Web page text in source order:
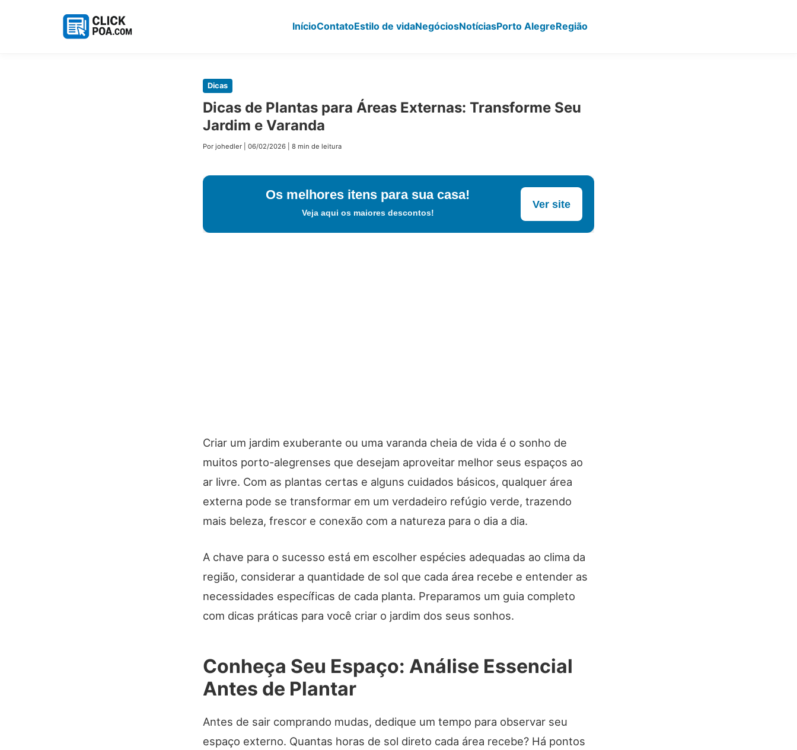
InícioContatoEstilo de vidaNegóciosNotíciasPorto AlegreRegião
Dicas
Dicas de Plantas para Áreas Externas: Transforme Seu
Jardim e Varanda
Por johedler 06/02/2026 8 min de leitura
Os melhores itens para sua casa!
Veja aqui os maiores descontos!
Ver site
Criar um jardim exuberante ou uma varanda cheia de vida é o sonho de
muitos porto-alegrenses que desejam aproveitar melhor seus espaços ao
ar livre. Com as plantas certas e alguns cuidados básicos, qualquer área
externa pode se transformar em um verdadeiro refúgio verde, trazendo
mais beleza, frescor e conexão com a natureza para o dia a dia.
A chave para o sucesso está em escolher espécies adequadas ao clima da
região, considerar a quantidade de sol que cada área recebe e entender as
necessidades específicas de cada planta. Preparamos um guia completo
com dicas práticas para você criar o jardim dos seus sonhos.
Conheça Seu Espaço: Análise Essencial
Antes de Plantar
Antes de sair comprando mudas, dedique um tempo para observar seu
espaço externo. Quantas horas de sol direto cada área recebe? Há pontos